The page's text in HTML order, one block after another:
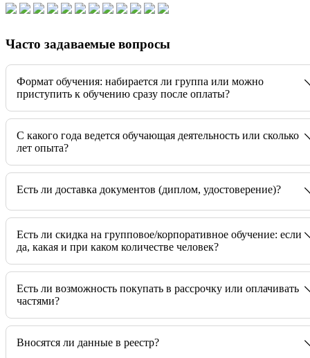
Часто задаваемые вопросы
Формат обучения: набирается ли группа или можно
приступить к обучению сразу после оплаты?
C какого года ведется обучающая деятельность или сколько
лет опыта?
Есть ли доставка документов (диплом, удостоверение)?
Есть ли скидка на групповое/корпоративное обучение: если
да, какая и при каком количестве человек?
Есть ли возможность покупать в рассрочку или оплачивать
частями?
Вносятся ли данные в реестр?